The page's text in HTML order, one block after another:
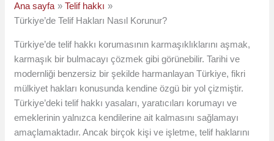
Ana sayfa
Telif hakkı
Türkiye’de Telif Hakları Nasıl Korunur?
Türkiye’de telif hakkı korumasının karmaşıklıklarını aşmak,
karmaşık bir bulmacayı çözmek gibi görünebilir. Tarihi ve
modernliği benzersiz bir şekilde harmanlayan Türkiye, fikri
mülkiyet hakları konusunda kendine özgü bir yol çizmiştir.
Türkiye’deki telif hakkı yasaları, yaratıcıları korumayı ve
emeklerinin yalnızca kendilerine ait kalmasını sağlamayı
amaçlamaktadır. Ancak birçok kişi ve işletme, telif haklarını